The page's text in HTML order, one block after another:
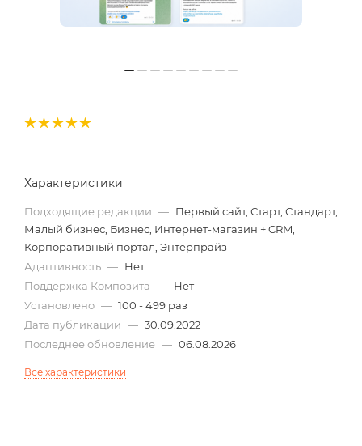
Характеристики
Подходящие редакции — Первый сайт, Старт, Стандарт,
Малый бизнес, Бизнес, Интернет-магазин + CRM,
Корпоративный портал, Энтерпрайз
Адаптивность — Нет
Поддержка Композита — Нет
Установлено — 100 - 499 раз
Дата публикации — 30.09.2022
Последнее обновление — 06.08.2026
Все характеристики